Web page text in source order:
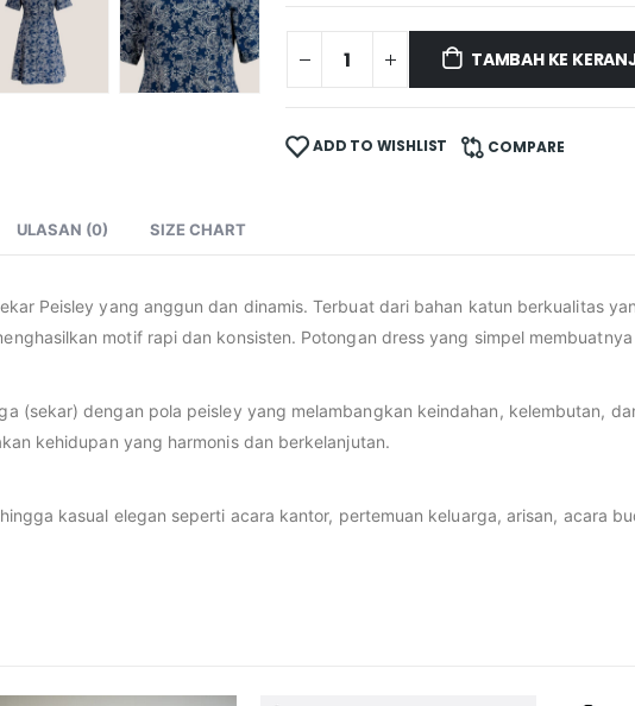
TAMBAH KE
ADD TO WISHLIST COMPARE
ULASAN (0) SIZE CHART
Peisley yang anggun dan dinamis. Terbuat dari bahan katun berkualitas
motif rapi dan konsisten. Potongan dress yang simpel
(sekar) dengan pola peisley yang melambangkan keindahan, kelembutan,
kehidupan yang harmonis dan berkelanjutan.
kasual elegan seperti acara kantor, pertemuan keluarga, arisan, acara